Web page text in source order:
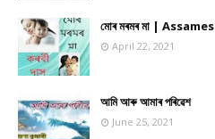
মোৰ মৰমৰ মা |
April 22, 2021
আমি আৰু আমাৰ পৰিৱেশ
June 25, 2021